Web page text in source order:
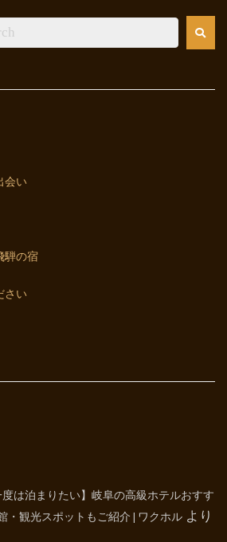
会い
騨の宿
さい
度は泊まりたい】岐阜の高級ホテルおすす
・観光スポットもご紹介 | ワクホル より